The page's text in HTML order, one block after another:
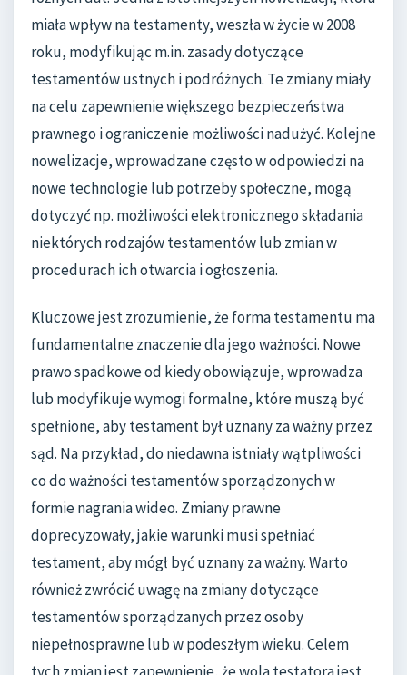
miała wpływ na testamenty, weszła w życie w 2008
roku, modyfikując m.in. zasady dotyczące
testamentów ustnych i podróżnych. Te zmiany miały
na celu zapewnienie większego bezpieczeństwa
prawnego i ograniczenie możliwości nadużyć. Kolejne
nowelizacje, wprowadzane często w odpowiedzi na
nowe technologie lub potrzeby społeczne, mogą
dotyczyć np. możliwości elektronicznego składania
niektórych rodzajów testamentów lub zmian w
procedurach ich otwarcia i ogłoszenia.
Kluczowe jest zrozumienie, że forma testamentu ma
fundamentalne znaczenie dla jego ważności. Nowe
prawo spadkowe od kiedy obowiązuje, wprowadza
lub modyfikuje wymogi formalne, które muszą być
spełnione, aby testament był uznany za ważny przez
sąd. Na przykład, do niedawna istniały wątpliwości
co do ważności testamentów sporządzonych w
formie nagrania wideo. Zmiany prawne
doprecyzowały, jakie warunki musi spełniać
testament, aby mógł być uznany za ważny. Warto
również zwrócić uwagę na zmiany dotyczące
testamentów sporządzanych przez osoby
niepełnosprawne lub w podeszłym wieku. Celem
tych zmian jest zapewnienie, że wola testatora jest